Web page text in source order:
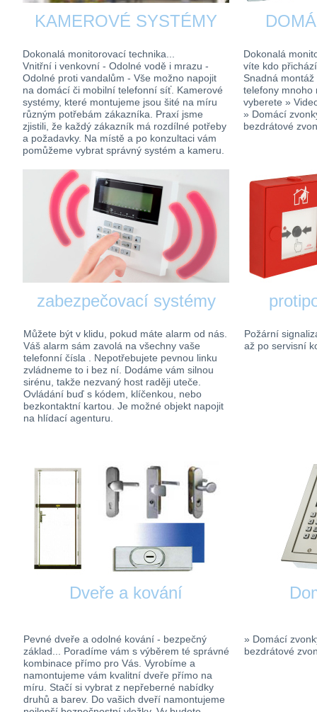
KAMEROVÉ SYSTÉMY
Dokonalá monitorovací technika...
Vnitřní i venkovní - Odolné vodě i mrazu -
Odolné proti vandalům - Vše možno napojit
na domácí či mobilní telefonní síť. Kamerové
systémy, které montujeme jsou šité na míru
různým potřebám zákazníka. Praxí jsme
zjistili, že každý zákazník má rozdílné potřeby
a požadavky. Na místě a po konzultaci vám
pomůžeme vybrat správný systém a kameru.
Dokonalá
víte kdo
Snadná
telefony mnoho
vyberete »
» Domácí
bezdrátové
zabezpečovací systémy
Můžete být v klidu, pokud máte alarm od nás.
Váš alarm sám zavolá na všechny vaše
telefonní čísla . Nepotřebujete pevnou linku
zvládneme to i bez ní. Dodáme vám silnou
sirénu, takže nezvaný host raději uteče.
Ovládání buď s kódem, klíčenkou, nebo
bezkontaktní kartou. Je možné objekt napojit
na hlídací agenturu.
Požární
až po servisní
Dveře a kování
Pevné dveře a odolné kování - bezpečný
základ... Poradíme vám s výběrem té správné
kombinace přímo pro Vás. Vyrobíme a
namontujeme vám kvalitní dveře přímo na
míru. Stačí si vybrat z nepřeberné nabídky
druhů a barev. Do vašich dveří namontujeme
» Domácí
bezdrátové